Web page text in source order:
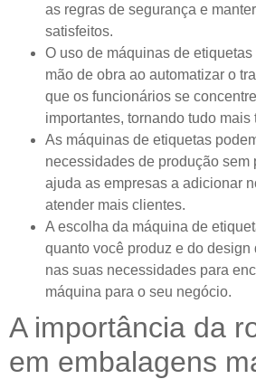
as regras de segurança e
satisfeitos.
O uso de máquinas de
mão de obra ao automatizar o
que os funcionários se
importantes, tornando tudo mais
As máquinas de etiquetas
necessidades de produção sem
ajuda as empresas a adicionar
atender mais clientes.
A escolha da máquina de
quanto você produz e do design
nas suas necessidades para
máquina para o seu negócio.
A importância da
em embalagens